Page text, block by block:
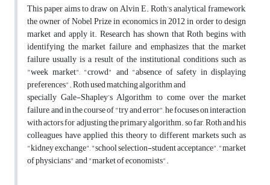
This paper aims to draw on Alvin E. Roth’s analytical framework,
the owner of Nobel Prize in economics in 2012 in order to design
market and apply it. Research has shown that Roth begins with
identifying the market failure and emphasizes that the market
failure usually is a result of the institutional conditions such as
"week market", "crowd" and "absence of safety in displaying
preferences". Roth used matching algorithm and
specially Gale-Shapley’s Algorithm to come over the market
failure, and in the course of "try and error", he focuses on interaction
with actors for adjusting the primary algorithm. so far, Roth and his
colleagues have applied this theory to different markets such as
"kidney exchange", "school selection-student acceptance", "market
of physicians" and "market of economists".